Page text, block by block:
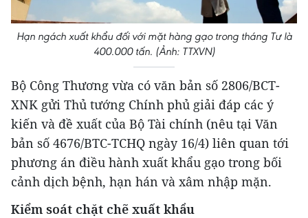
Hạn ngách xuất khẩu đối với mặt hàng gạo trong tháng Tư là
400.000 tấn. (Ảnh: TTXVN)
Bộ Công Thương vừa có văn bản số 2806/BCT-
XNK gửi Thủ tướng Chính phủ giải đáp các ý
kiến và đề xuất của Bộ Tài chính (nêu tại Văn
bản số 4676/BTC-TCHQ ngày 16/4) liên quan tới
phương án điều hành xuất khẩu gạo trong bối
cảnh dịch bệnh, hạn hán và xâm nhập mặn.
Kiểm soát chặt chẽ xuất khẩu